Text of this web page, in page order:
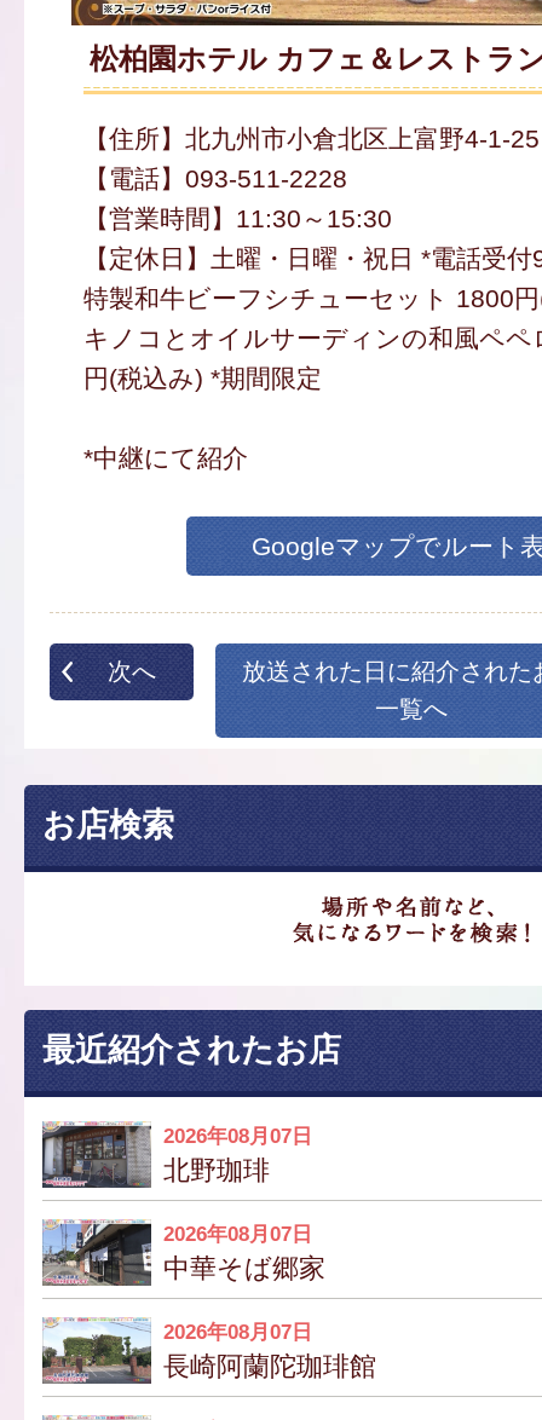
松柏園ホテル カフェ＆レストラ
【住所】北九州市小倉北区上富野4-1-25
【電話】093-511-2228
【営業時間】11:30～15:30
【定休日】土曜・日曜・祝日 *電話受
特製和牛ビーフシチューセット 1800
キノコとオイルサーディンの和風ペペ
円(税込み) *期間限定
*中継にて紹介
Googleマップでルート
次へ
放送された日に紹介された
一覧へ
お店検索
最近紹介されたお店
2026年08月07日
北野珈琲
2026年08月07日
中華そば郷家
2026年08月07日
長崎阿蘭陀珈琲館